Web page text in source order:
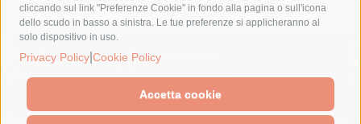
cliccando sul link "Preferenze Cookie" in fondo alla pagina o sull'icona
dello scudo in basso a sinistra. Le tue preferenze si applicheranno al
solo dispositivo in uso.
Privacy Policy Cookie Policy
Accetta cookie
© 2015 SorrentoPress. All rights reserved.
Il giornale online della Penisola Sorrentina
Cookie Policy